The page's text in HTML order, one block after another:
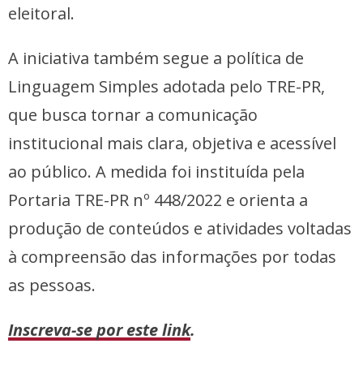
eleitoral.
A iniciativa também segue a política de
Linguagem Simples adotada pelo TRE-PR,
que busca tornar a comunicação
institucional mais clara, objetiva e acessível
ao público. A medida foi instituída pela
Portaria TRE-PR nº 448/2022 e orienta a
produção de conteúdos e atividades voltadas
à compreensão das informações por todas
as pessoas.
Inscreva-se por este link.